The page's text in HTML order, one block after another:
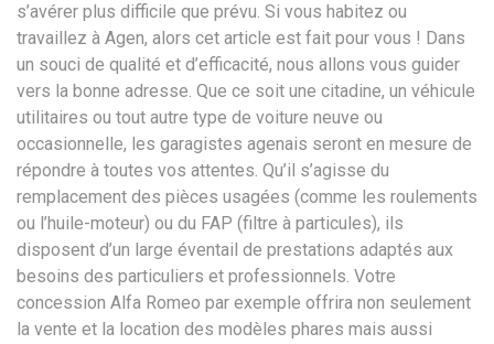
s’avérer plus difficile que prévu. Si vous habitez ou
travaillez à Agen, alors cet article est fait pour vous ! Dans
un souci de qualité et d’efficacité, nous allons vous guider
vers la bonne adresse. Que ce soit une citadine, un véhicule
utilitaires ou tout autre type de voiture neuve ou
occasionnelle, les garagistes agenais seront en mesure de
répondre à toutes vos attentes. Qu’il s’agisse du
remplacement des pièces usagées (comme les roulements
ou l’huile-moteur) ou du FAP (filtre à particules), ils
disposent d’un large éventail de prestations adaptés aux
besoins des particuliers et professionnels. Votre
concession Alfa Romeo par exemple offrira non seulement
la vente et la location des modèles phares mais aussi